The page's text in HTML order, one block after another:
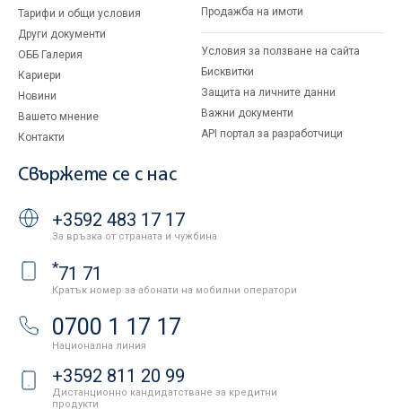
Тарифи и общи условия
Други документи
ОББ Галерия
Кариери
Новини
Вашето мнение
Контакти
Продажба на имоти
Условия за ползване на сайта
Бисквитки
Защита на личните данни
Важни документи
API портал за разработчици
Свържете се с нас
+3592 483 17 17
За връзка от страната и чужбина
*71 71
Кратък номер за абонати на мобилни оператори
0700 1 17 17
Национална линия
+3592 811 20 99
Дистанционно кандидатстване за кредитни
продукти